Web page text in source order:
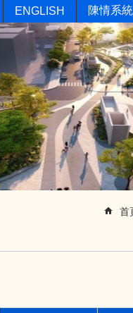
ENGLISH 陳情系統
首